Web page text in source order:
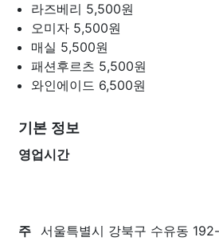
라즈베리 5,500원
오미자 5,500원
매실 5,500원
패션후르츠 5,500원
와인에이드 6,500원
기본 정보
영업시간
주 서울특별시 강북구 수유동